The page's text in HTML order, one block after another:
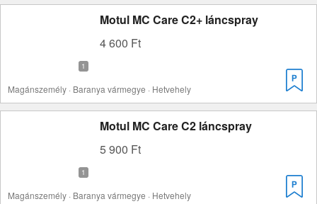
Motul MC Care C2+ láncspray
4 600 Ft
Magánszemély · Baranya vármegye · Hetvehely
Motul MC Care C2 láncspray
5 900 Ft
Magánszemély · Baranya vármegye · Hetvehely